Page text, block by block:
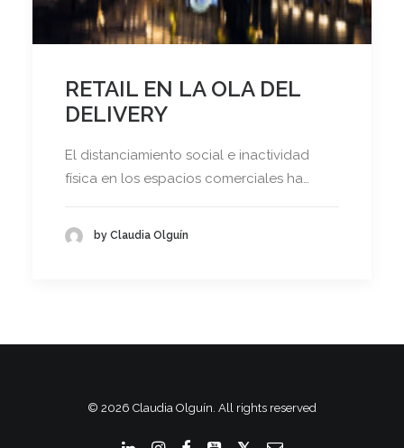
RETAIL EN LA OLA DEL
DELIVERY
El distanciamiento social e inactividad
física en los espacios comerciales ha…
by Claudia Olguín
© 2026 Claudia Olguín. All rights reserved